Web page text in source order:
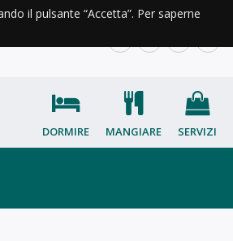
DORMIRE
MANGIARE SERVIZI
il pulsante “Accetta”. Per saperne